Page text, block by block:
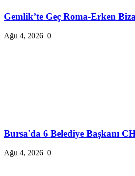
Gemlik’te Geç Roma-Erken
Ağu 4, 2026 0
Bursa'da 6 Belediye Başkanı
Ağu 4, 2026 0